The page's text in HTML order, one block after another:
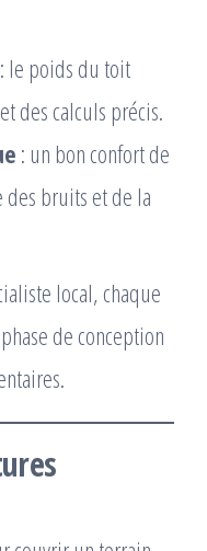
: le poids du toit
des calculs précis.
: un bon confort de
des bruits et de la
local, chaque
de conception